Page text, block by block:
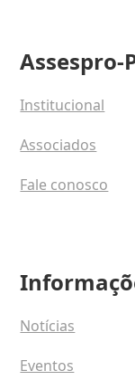
Assespro-
Institucional
Associados
Fale conosco
Notícias
Eventos